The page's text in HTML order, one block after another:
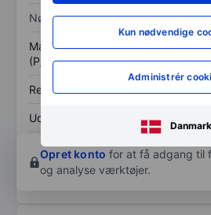
Kun nødvendige
Administrér
Danmark
Nøgletal
Markedsværdi/omsætning
(P/S)
Resultat pr. aktie (EPS)
Udbytte pr. aktie
Afkast af egenkapital
Opret konto for at få adgang til
og analyse værktøjer.